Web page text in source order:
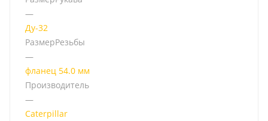
—
Ду-32
РазмерРезьбы
—
фланец 54.0 мм
Производитель
—
Caterpillar